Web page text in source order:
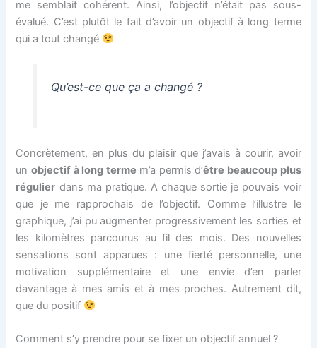
me semblait cohérent. Ainsi, l’objectif n’était pas sous-
évalué. C’est plutôt le fait d’avoir un objectif à long terme
qui a tout changé
Qu’est-ce que ça a changé ?
Concrètement, en plus du plaisir que j’avais à courir, avoir
unobjectif à long terme m’a permis d’être beaucoup plus
régulier dans ma pratique. A chaque sortie je pouvais voir
que je me rapprochais de l’objectif. Comme l’illustre le
graphique, j’ai pu augmenter progressivement les sorties et
les kilomètres parcourus au fil des mois. Des nouvelles
sensations sont apparues : une fierté personnelle, une
motivation supplémentaire et une envie d’en parler
davantage à mes amis et à mes proches. Autrement dit,
que du positif
Comment s’y prendre pour se fixer un objectif annuel ?